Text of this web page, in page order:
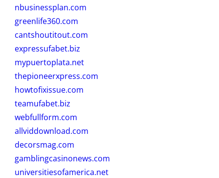
nbusinessplan.com
greenlife360.com
cantshoutitout.com
expressufabet.biz
mypuertoplata.net
thepioneerxpress.com
howtofixissue.com
teamufabet.biz
webfullform.com
allviddownload.com
decorsmag.com
gamblingcasinonews.com
universitiesofamerica.net